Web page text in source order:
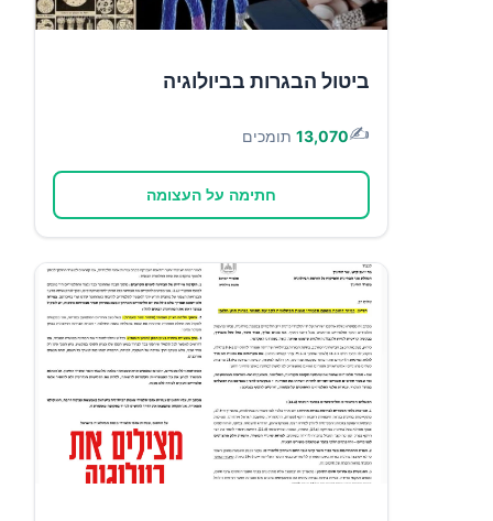
ביטול הבגרות בביולוגיה
✍️
13,070 תומכים
חתימה על העצומה